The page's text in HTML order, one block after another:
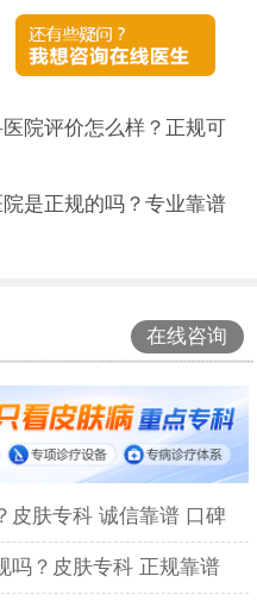
院评价怎么样？正规可
是正规的吗？专业靠谱
在线咨询
皮肤专科 诚信靠谱 口碑
吗？皮肤专科 正规靠谱